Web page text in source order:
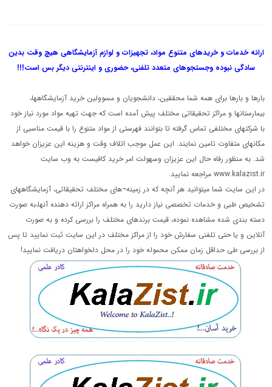
ارائه خدمات و خریدهای متنوع مواد، تجهیزات و لوازم آزمایشگاهی هیچ وقت بدین
سادگی نبوده وجستجوهای متعدد تلفنی، حضوری و اینترنتی دیگر بس است!!!
بارها و بارها برای همه شما محققین، دانشجویان و مسوولین خرید آزمایشگاهها،
بیمارستانها و مراکز تحقیقاتی مختلف پیش آمده است که جهت تهیه مواد مورد نیاز خود
با شرکتهای مختلفی تماس گرفته تا بتوانند فهرستی از مواد متنوع را با قیمت مناسبی از
مکانهای متفاوت تامین نمایند. این عمل موجب اتلاف وقت و هزینه این عزیزان خواهد
شد. به منظور رفاه حال این عزیزان وسهولت امر خرید کافیست به وب سایت
www.kalazist.ir مراجعه نمایید.
در این سایت شما میتوانید هر آنچه که در زمینه¬های مختلف تحقیقاتی، آزمایشگاههای
تشخیص طبی و خدمات تخصصی نیاز دارید را به همراه مراکز ارائه دهنده آنها،به صورت
دسته بندی شده مشاهده نموده، قیمت برندهای مختلف را بررسی کرده و به صورت
آنلاین و یا حتی تلفنی سفارش خود را از مراکز مختلف در این سایت ثبت نمایید تا پس
از بررسی طی حداقل زمان ممکن محموله خود را در محل دلخواهتان دریافت نمایید!